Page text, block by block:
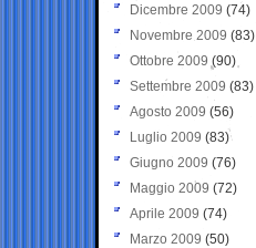
Dicembre 2009 (74)
Novembre 2009 (83)
Ottobre 2009 (90)
Settembre 2009 (83)
Agosto 2009 (56)
Luglio 2009 (83)
Giugno 2009 (76)
Maggio 2009 (72)
Aprile 2009 (74)
Marzo 2009 (50)